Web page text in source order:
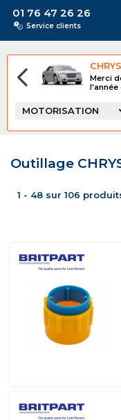
01 76 47 26 26
Service clients
Merci
l'année
MOTORISATION
Outillage
1 - 48 sur 106